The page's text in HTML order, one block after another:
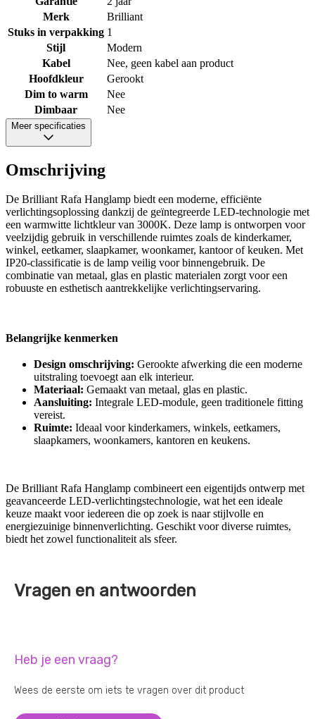
Merk
Brilliant
Stuks in verpakking 1
Stijl
Modern
Kabel
Nee, geen kabel aan product
Hoofdkleur
Gerookt
Dim to warm
Nee
Dimbaar
Nee
Meer specificaties
Omschrijving
De Brilliant Rafa Hanglamp biedt een moderne, efficiënte
verlichtingsoplossing dankzij de geïntegreerde LED-technologie met
een warmwitte lichtkleur van 3000K. Deze lamp is ontworpen voor
veelzijdig gebruik in verschillende ruimtes zoals de kinderkamer,
winkel, eetkamer, slaapkamer, woonkamer, kantoor of keuken. Met
IP20-classificatie is de lamp veilig voor binnengebruik. De
combinatie van metaal, glas en plastic materialen zorgt voor een
robuuste en esthetisch aantrekkelijke verlichtingservaring.
Belangrijke kenmerken
Design omschrijving: Gerookte afwerking die een moderne
uitstraling toevoegt aan elk interieur.
Materiaal: Gemaakt van metaal, glas en plastic.
Aansluiting: Integrale LED-module, geen traditionele fitting
vereist.
Ruimte: Ideaal voor kinderkamers, winkels, eetkamers,
slaapkamers, woonkamers, kantoren en keukens.
De Brilliant Rafa Hanglamp combineert een eigentijds ontwerp met
geavanceerde LED-verlichtingstechnologie, wat het een ideale
keuze maakt voor iedereen die op zoek is naar stijlvolle en
energiezuinige binnenverlichting. Geschikt voor diverse ruimtes,
biedt het zowel functionaliteit als sfeer.
Vragen en antwoorden
Heb je een vraag?
Wees de eerste om iets te vragen over dit product